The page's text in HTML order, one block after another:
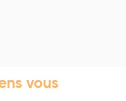
vous